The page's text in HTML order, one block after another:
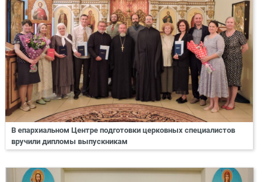
В епархиальном Центре подготовки церковных специалистов
вручили дипломы выпускникам